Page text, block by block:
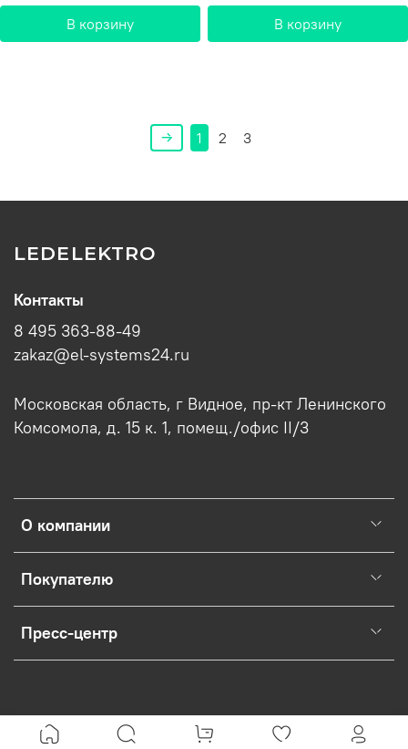
В корзину В корзину
1 2 3
LEDELEKTRO
О компании
Покупателю
Пресс-центр
Контакты
8 495 363-88-49
zakaz@el-systems24.ru
Московская область, г Видное, пр-кт Ленинского
Комсомола, д. 15 к. 1, помещ./офис II/3